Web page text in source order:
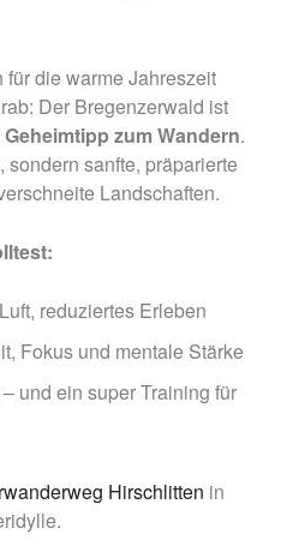
die warme Jahreszeit
Der Bregenzerwald ist
zum Wandern.
sanfte, präparierte
Landschaften.
reduziertes Erleben
Fokus und mentale Stärke
und ein super Training für
Hirschlitten in